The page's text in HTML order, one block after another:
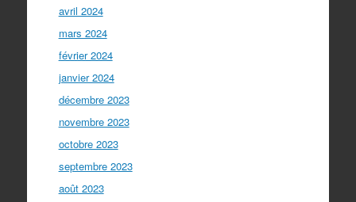
avril 2024
mars 2024
février 2024
janvier 2024
décembre 2023
novembre 2023
octobre 2023
septembre 2023
août 2023